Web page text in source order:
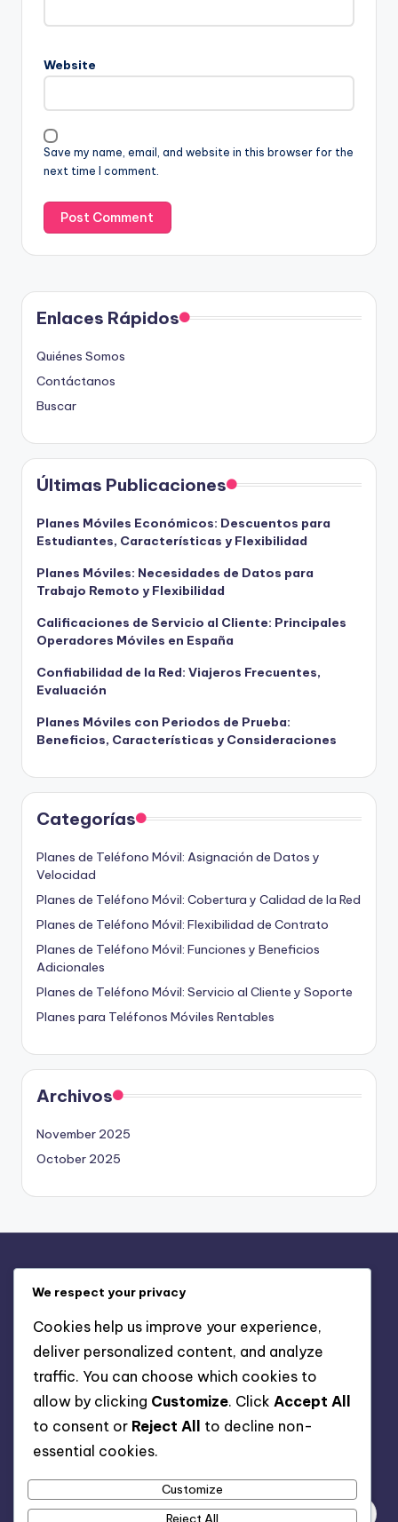
Website
Save my name, email, and website in this browser for the
next time I comment.
Enlaces Rápidos
Quiénes Somos
Contáctanos
Buscar
Últimas Publicaciones
Planes Móviles Económicos: Descuentos para
Estudiantes, Características y Flexibilidad
Planes Móviles: Necesidades de Datos para
Trabajo Remoto y Flexibilidad
Calificaciones de Servicio al Cliente: Principales
Operadores Móviles en España
Confiabilidad de la Red: Viajeros Frecuentes,
Evaluación
Planes Móviles con Periodos de Prueba:
Beneficios, Características y Consideraciones
Categorías
Planes de Teléfono Móvil: Asignación de Datos y
Velocidad
Planes de Teléfono Móvil: Cobertura y Calidad de la Red
Planes de Teléfono Móvil: Flexibilidad de Contrato
Planes de Teléfono Móvil: Funciones y Beneficios
Adicionales
Planes de Teléfono Móvil: Servicio al Cliente y Soporte
Planes para Teléfonos Móviles Rentables
Archivos
November 2025
October 2025
Contáctanos
Cookies y seguimiento
Quiénes Somos
Términos y Condiciones
We respect your privacy
Cookies help us improve your experience,
deliver personalized content, and analyze
traffic. You can choose which cookies to
allow by clicking Customize. Click Accept All
to consent or Reject All
to decline non-
essential cookies.
Customize